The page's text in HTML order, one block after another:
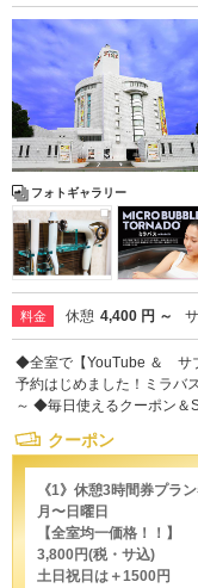
フォトギャラリー
料金 休憩 4,400 円 ～
◆全室で【YouTube ＆ サ
予約はじめました！ミラバ
～ ◆毎日使えるクーポン＆
クーポン
《1》休憩3時間券プラ
月〜日曜日
【全室均一価格！！】
3,800円(税・サ込)
土日祝日は＋1500円